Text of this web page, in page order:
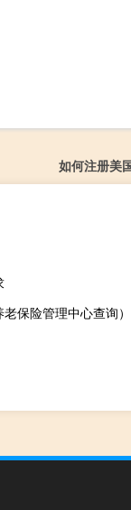
如何注册美
保险管理中心查询）